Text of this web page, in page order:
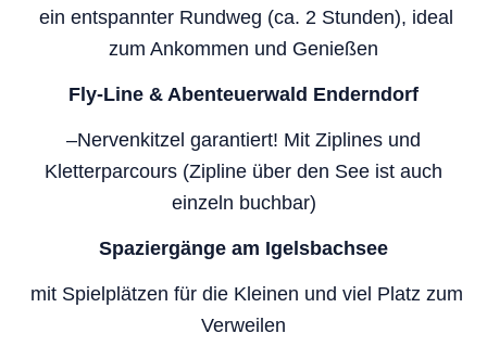
ein entspannter Rundweg (ca. 2 Stunden), ideal
zum Ankommen und Genießen
Fly-Line & Abenteuerwald Enderndorf
–Nervenkitzel garantiert! Mit Ziplines und
Kletterparcours (Zipline über den See ist auch
einzeln buchbar)
Spaziergänge am Igelsbachsee
mit Spielplätzen für die Kleinen und viel Platz zum
Verweilen